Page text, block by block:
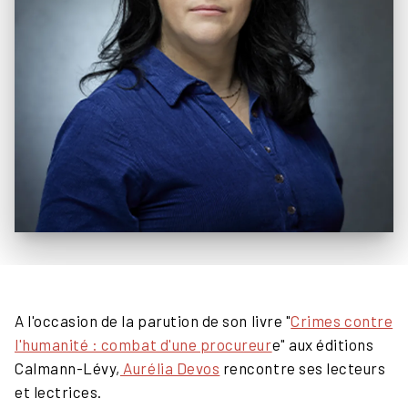
A l'occasion de la parution de son livre "Crimes contre
l'humanité : combat d'une procureure" aux éditions
Calmann-Lévy, Aurélia Devos rencontre ses lecteurs
et lectrices.